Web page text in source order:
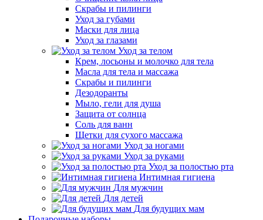
Скрабы и пилинги
Уход за губами
Маски для лица
Уход за глазами
Уход за телом
Крем, лосьоны и молочко для тела
Масла для тела и массажа
Скрабы и пилинги
Дезодоранты
Мыло, гели для душа
Защита от солнца
Соль для ванн
Щетки для сухого массажа
Уход за ногами
Уход за руками
Уход за полостью рта
Интимная гигиена
Для мужчин
Для детей
Для будущих мам